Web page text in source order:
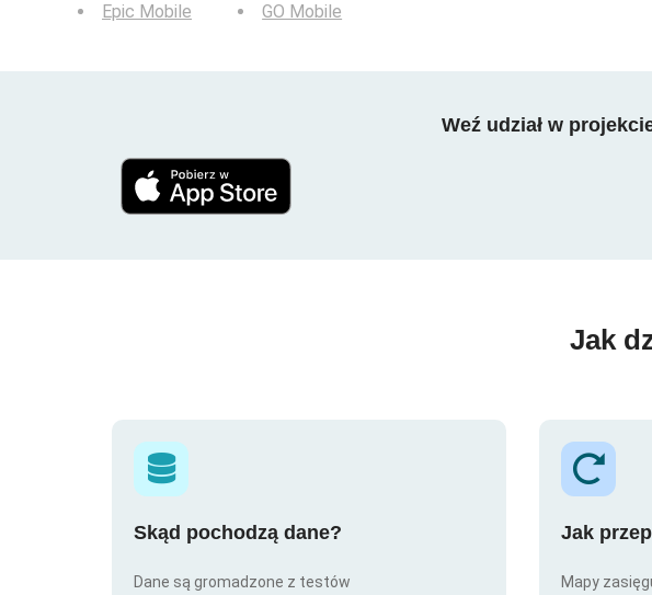
Epic Mobile
GO Mobile
Weź udział w
Jak
Skąd pochodzą dane?
Dane są gromadzone z testów
Jak
Mapy